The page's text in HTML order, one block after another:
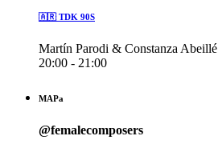
🇦🇷 TDK 90S
Martín Parodi & Constanza Abeillé
20:00 - 21:00
MAPa
@femalecomposers